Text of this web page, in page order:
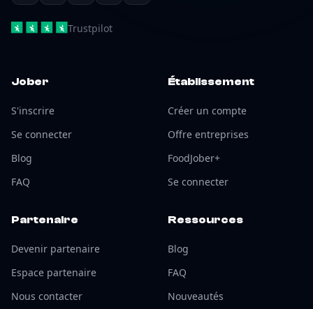
Trustpilot
Jober
S'inscrire
Se connecter
Blog
FAQ
Établissement
Créer un compte
Offre entreprises
FoodJober+
Se connecter
Partenaire
Devenir partenaire
Espace partenaire
Nous contacter
Ressources
Blog
FAQ
Nouveautés